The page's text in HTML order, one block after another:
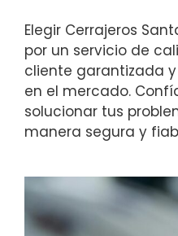
Elegir Cerrajeros
por un servicio de
cliente garantizada
en el mercado.
solucionar tus
manera segura y